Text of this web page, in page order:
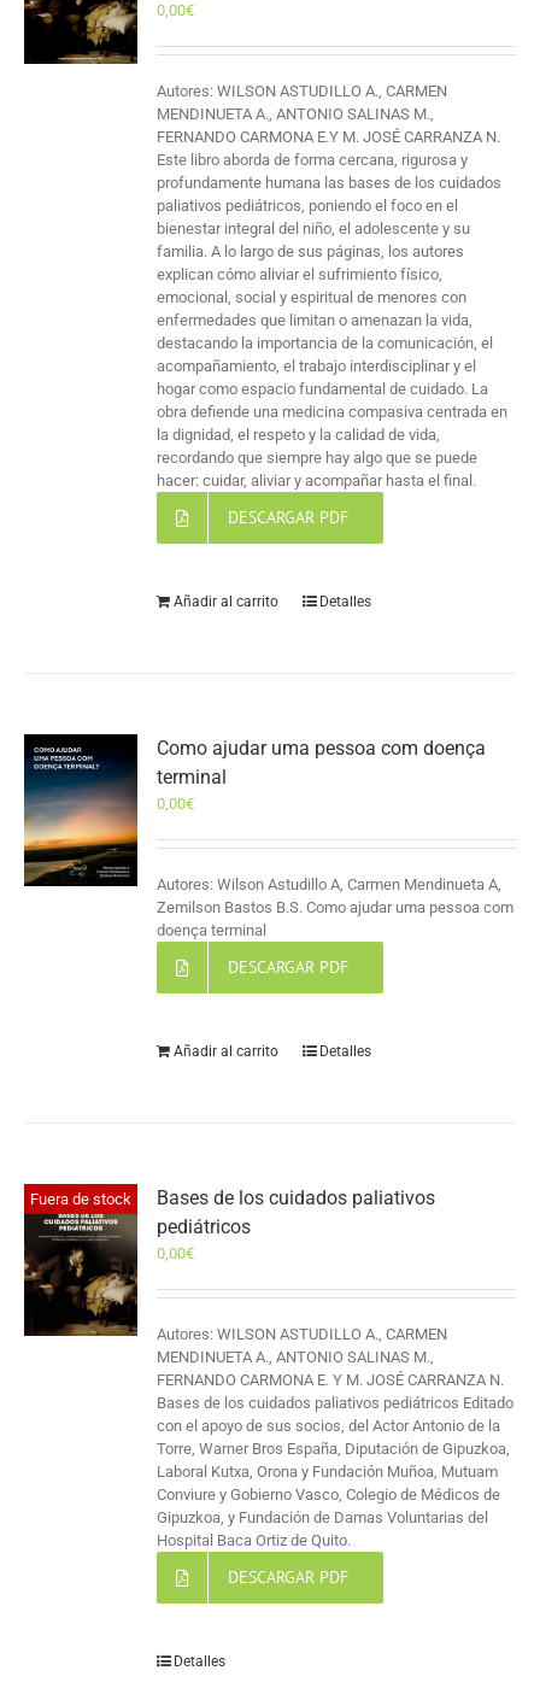
0,00€
Autores: WILSON ASTUDILLO A., CARMEN
MENDINUETA A., ANTONIO SALINAS M.,
FERNANDO CARMONA E.Y M. JOSÉ CARRANZA N.
Este libro aborda de forma cercana, rigurosa y
profundamente humana las bases de los cuidados
paliativos pediátricos, poniendo el foco en el
bienestar integral del niño, el adolescente y su
familia. A lo largo de sus páginas, los autores
explican cómo aliviar el sufrimiento físico,
emocional, social y espiritual de menores con
enfermedades que limitan o amenazan la vida,
destacando la importancia de la comunicación, el
acompañamiento, el trabajo interdisciplinar y el
hogar como espacio fundamental de cuidado. La
obra defiende una medicina compasiva centrada en
la dignidad, el respeto y la calidad de vida,
recordando que siempre hay algo que se puede
hacer: cuidar, aliviar y acompañar hasta el final.
DESCARGAR PDF
Añadir al carrito Detalles
Como ajudar uma pessoa com doença
terminal
0,00€
Autores: Wilson Astudillo A, Carmen Mendinueta A,
Zemilson Bastos B.S. Como ajudar uma pessoa com
doença terminal
DESCARGAR PDF
Añadir al carrito Detalles
Fuera de stock
Bases de los cuidados paliativos
pediátricos
0,00€
Autores: WILSON ASTUDILLO A., CARMEN
MENDINUETA A., ANTONIO SALINAS M.,
FERNANDO CARMONA E. Y M. JOSÉ CARRANZA N.
Bases de los cuidados paliativos pediátricos Editado
con el apoyo de sus socios, del Actor Antonio de la
Torre, Warner Bros España, Diputación de Gipuzkoa,
Laboral Kutxa, Orona y Fundación Muñoa, Mutuam
Conviure y Gobierno Vasco, Colegio de Médicos de
Gipuzkoa, y Fundación de Damas Voluntarias del
Hospital Baca Ortiz de Quito.
DESCARGAR PDF
Detalles